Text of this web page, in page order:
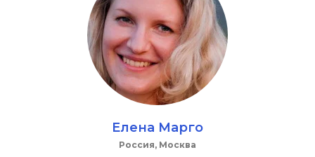
Елена Марго
Россия, Москва